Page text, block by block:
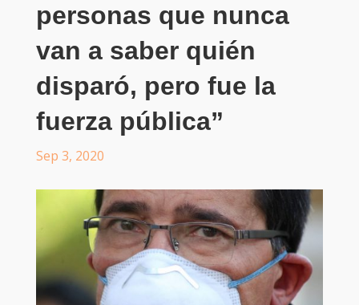
personas que nunca
van a saber quién
disparó, pero fue la
fuerza pública”
Sep 3, 2020